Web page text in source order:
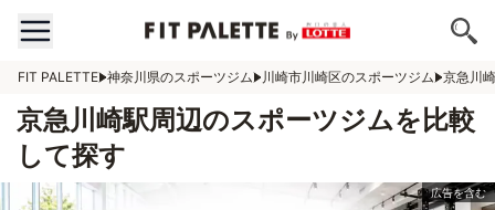
FIT PALETTE 神奈川県のスポーツジム 川崎市川崎区のスポーツジム 京急川
京急川崎駅周辺のスポーツジムを比較
して探す